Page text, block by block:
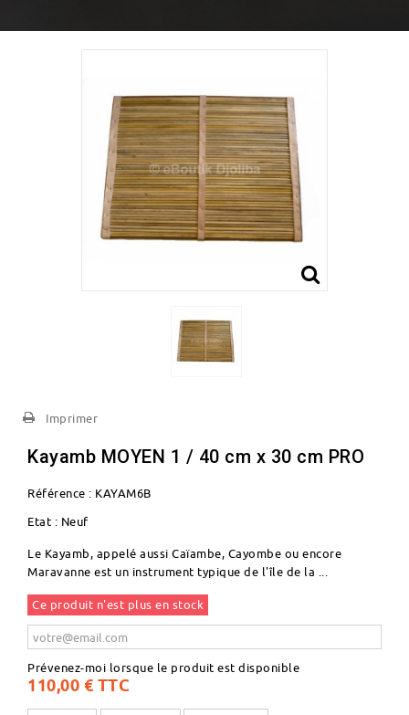
Imprimer
Kayamb MOYEN 1 / 40 cm x 30 cm PRO
Référence : KAYAM6B
Etat : Neuf
Le Kayamb, appelé aussi Caïambe, Cayombe ou encore
Maravanne est un instrument typique de l'île de la ...
Ce produit n'est plus en stock
Prévenez-moi lorsque le produit est disponible
110,00 € TTC